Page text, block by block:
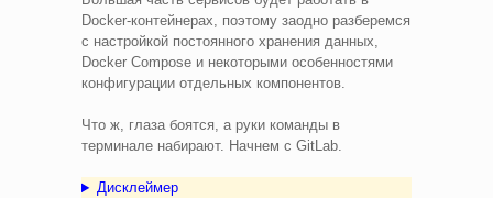
Docker-контейнерах, поэтому заодно разберемся
с настройкой постоянного хранения данных,
Docker Compose и некоторыми особенностями
конфигурации отдельных компонентов.
Что ж, глаза боятся, а руки команды в
терминале набирают. Начнем с GitLab.
Дисклеймер